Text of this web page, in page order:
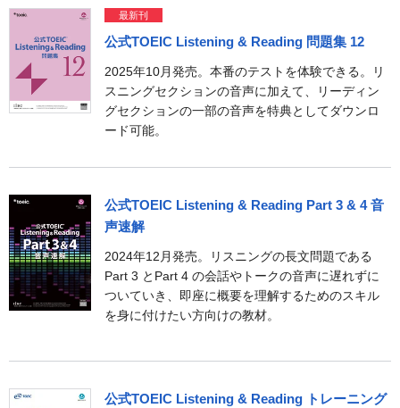
最新刊
公式TOEIC Listening & Reading 問題集 12
2025年10月発売。本番のテストを体験できる。リ
スニングセクションの音声に加えて、リーディン
グセクションの一部の音声を特典としてダウンロ
ード可能。
公式TOEIC Listening & Reading Part 3 & 4 音
声速解
2024年12月発売。リスニングの長文問題である
Part 3 とPart 4 の会話やトークの音声に遅れずに
ついていき、即座に概要を理解するためのスキル
を身に付けたい方向けの教材。
公式TOEIC Listening & Reading トレーニング